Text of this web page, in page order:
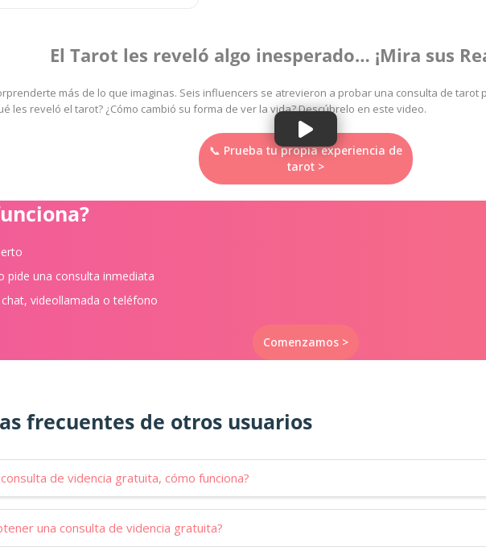
El Tarot les reveló algo inesperado… ¡Mira sus
más de lo que imaginas. Seis influencers se atrevieron a probar una consulta de
les reveló el tarot? ¿Cómo cambió su forma de ver la vida? Descúbrelo en este video.
📞 Prueba tu propia experiencia de
tarot >
pide una consulta inmediata
videollamada o teléfono
Comenzamos >
frecuentes de otros usuarios
de videncia gratuita, cómo funciona?
una consulta de videncia gratuita?